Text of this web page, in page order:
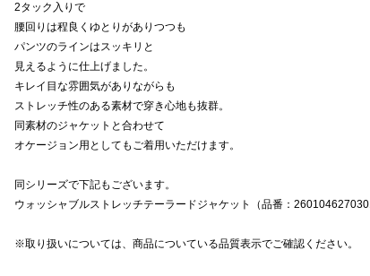
2タック入りで
腰回りは程良くゆとりがありつつも
パンツのラインはスッキリと
見えるように仕上げました。
キレイ目な雰囲気がありながらも
ストレッチ性のある素材で穿き心地も抜群。
同素材のジャケットと合わせて
オケージョン用としてもご着用いただけます。
同シリーズで下記もございます。
ウォッシャブルストレッチテーラードジャケット（品番：
※取り扱いについては、商品についている品質表示でご確認ください。